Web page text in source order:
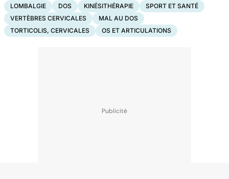
LOMBALGIE DOS KINÉSITHÉRAPIE
SPORT ET SANTÉ
VERTÈBRES CERVICALES
MAL AU DOS
TORTICOLIS, CERVICALES
OS ET ARTICULATIONS